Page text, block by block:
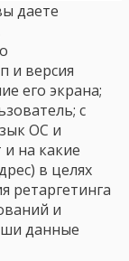
даете
и версия
его экрана;
с
ОС и
на какие
в целях
ретаргетинга
и
данные